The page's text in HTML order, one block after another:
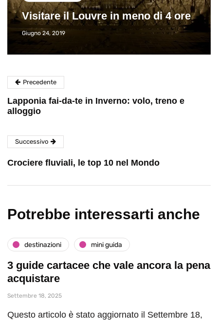
Visitare il Louvre in meno di 4 ore
Giugno 24, 2019
Precedente
Lapponia fai-da-te in Inverno: volo, treno e
alloggio
Successivo
Crociere fluviali, le top 10 nel Mondo
Potrebbe interessarti anche
destinazioni mini guida
3 guide cartacee che vale ancora la pena
acquistare
Settembre 18, 2025
Questo articolo è stato aggiornato il Settembre 18,